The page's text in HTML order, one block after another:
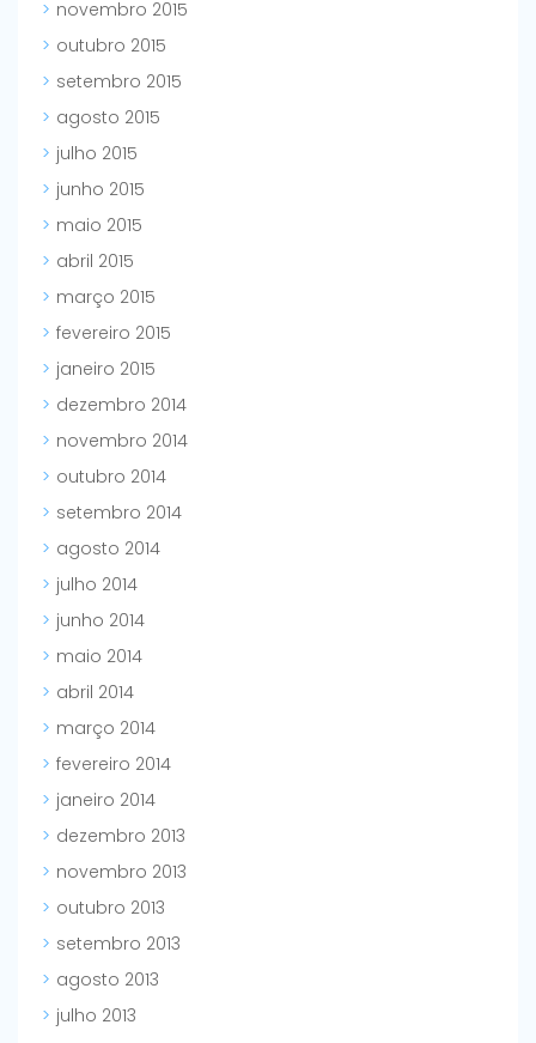
novembro 2015
outubro 2015
setembro 2015
agosto 2015
julho 2015
junho 2015
maio 2015
abril 2015
março 2015
fevereiro 2015
janeiro 2015
dezembro 2014
novembro 2014
outubro 2014
setembro 2014
agosto 2014
julho 2014
junho 2014
maio 2014
abril 2014
março 2014
fevereiro 2014
janeiro 2014
dezembro 2013
novembro 2013
outubro 2013
setembro 2013
agosto 2013
julho 2013